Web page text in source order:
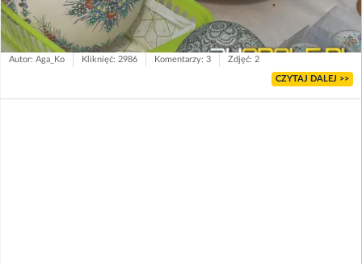
Autor: Aga_Ko Kliknięć: 2986 Komentarzy: 3 Zdjęć: 2
CZYTAJ DALEJ >>